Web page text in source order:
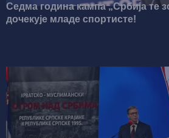
Седма година кампа „Србија те
дочекује младе спортисте!